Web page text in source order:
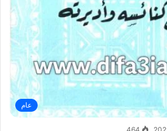
عام